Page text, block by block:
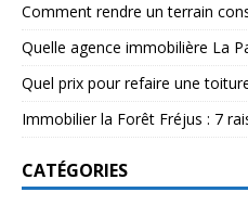
Comment rendre un terrain
Quelle agence immobilière La
Quel prix pour refaire une
Immobilier la Forêt Fréjus : 7
CATÉGORIES